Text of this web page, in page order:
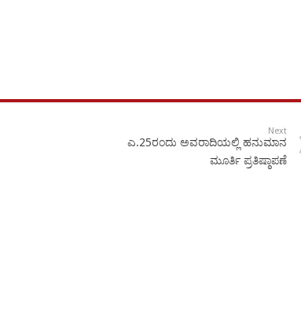
Next
ಎ.25ರಂದು ಅವರಾದಿಯಲ್ಲಿ ಹನುಮಾನ
ಮೂರ್ತಿ ಪ್ರತಿಷ್ಠಾಪಣೆ